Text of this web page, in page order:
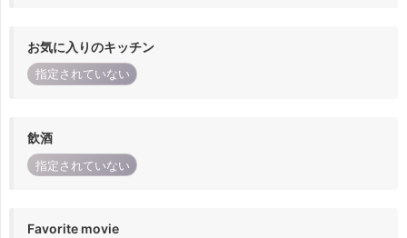
お気に入りのキッチン
指定されていない
飲酒
指定されていない
Favorite movie